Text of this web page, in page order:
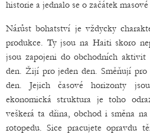
historie a jednalo se o začátek
Nárůst bohatství je vždycky
produkce. Ty jsou na Haiti skoro
jsou zapojeni do obchodních aktivit
den. Žijí pro jeden den. Směňují
den. Jejich časové horizonty
ekonomická struktura je toho
veškerá ta dřina, obchod i směna
rotopedu. Sice pracujete opravdu